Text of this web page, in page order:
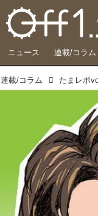
ニュース 連載/コラム
連載/コラム たまレポ